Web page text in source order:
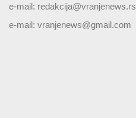
e-mail: redakcija@vranjenews.rs
e-mail: vranjenews@gmail.com